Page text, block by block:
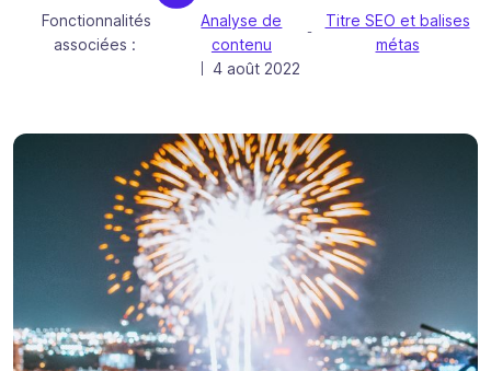
Fonctionnalités
associées :
Analyse de
contenu
-
Titre SEO et balises
métas
Publié le
4 août 2022